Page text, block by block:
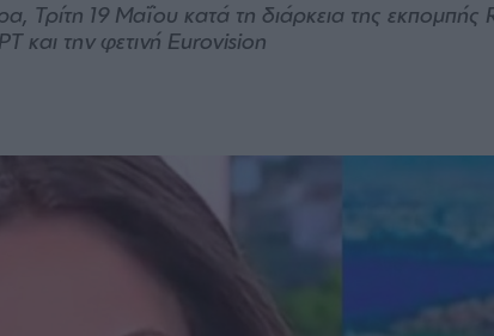
Τρίτη 19 Μαΐου κατά τη διάρκεια της
και την φετινή Eurovision